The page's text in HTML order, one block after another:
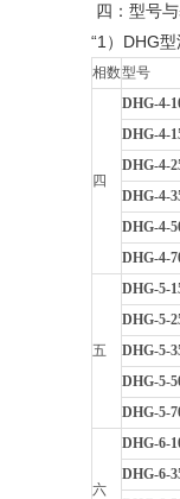
四：型号
“1）DHG
相数型号
四
DHG-4-
DHG-4-
DHG-4-
DHG-4-
DHG-4-
DHG-4-
五
DHG-5-
DHG-5-
DHG-5-
DHG-5-
DHG-5-
六
DHG-6-
DHG-6-